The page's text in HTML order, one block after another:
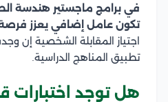
في برامج ماجستير هندسة
تكون عامل إضافي يعزز فرصة
اجتياز المقابلة الشخصية إن
تطبيق المناهج الدراسية.
هل توجد